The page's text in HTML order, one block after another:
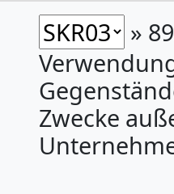
»
Zwecke